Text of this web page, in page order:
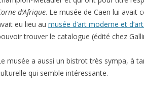
d’Afrique. Le musée de Caen lui avait
eu lieu au musée d’art moderne et
trouver le catalogue (édité chez
musée a aussi un bistrot très sympa, à
qui semble intéressante.